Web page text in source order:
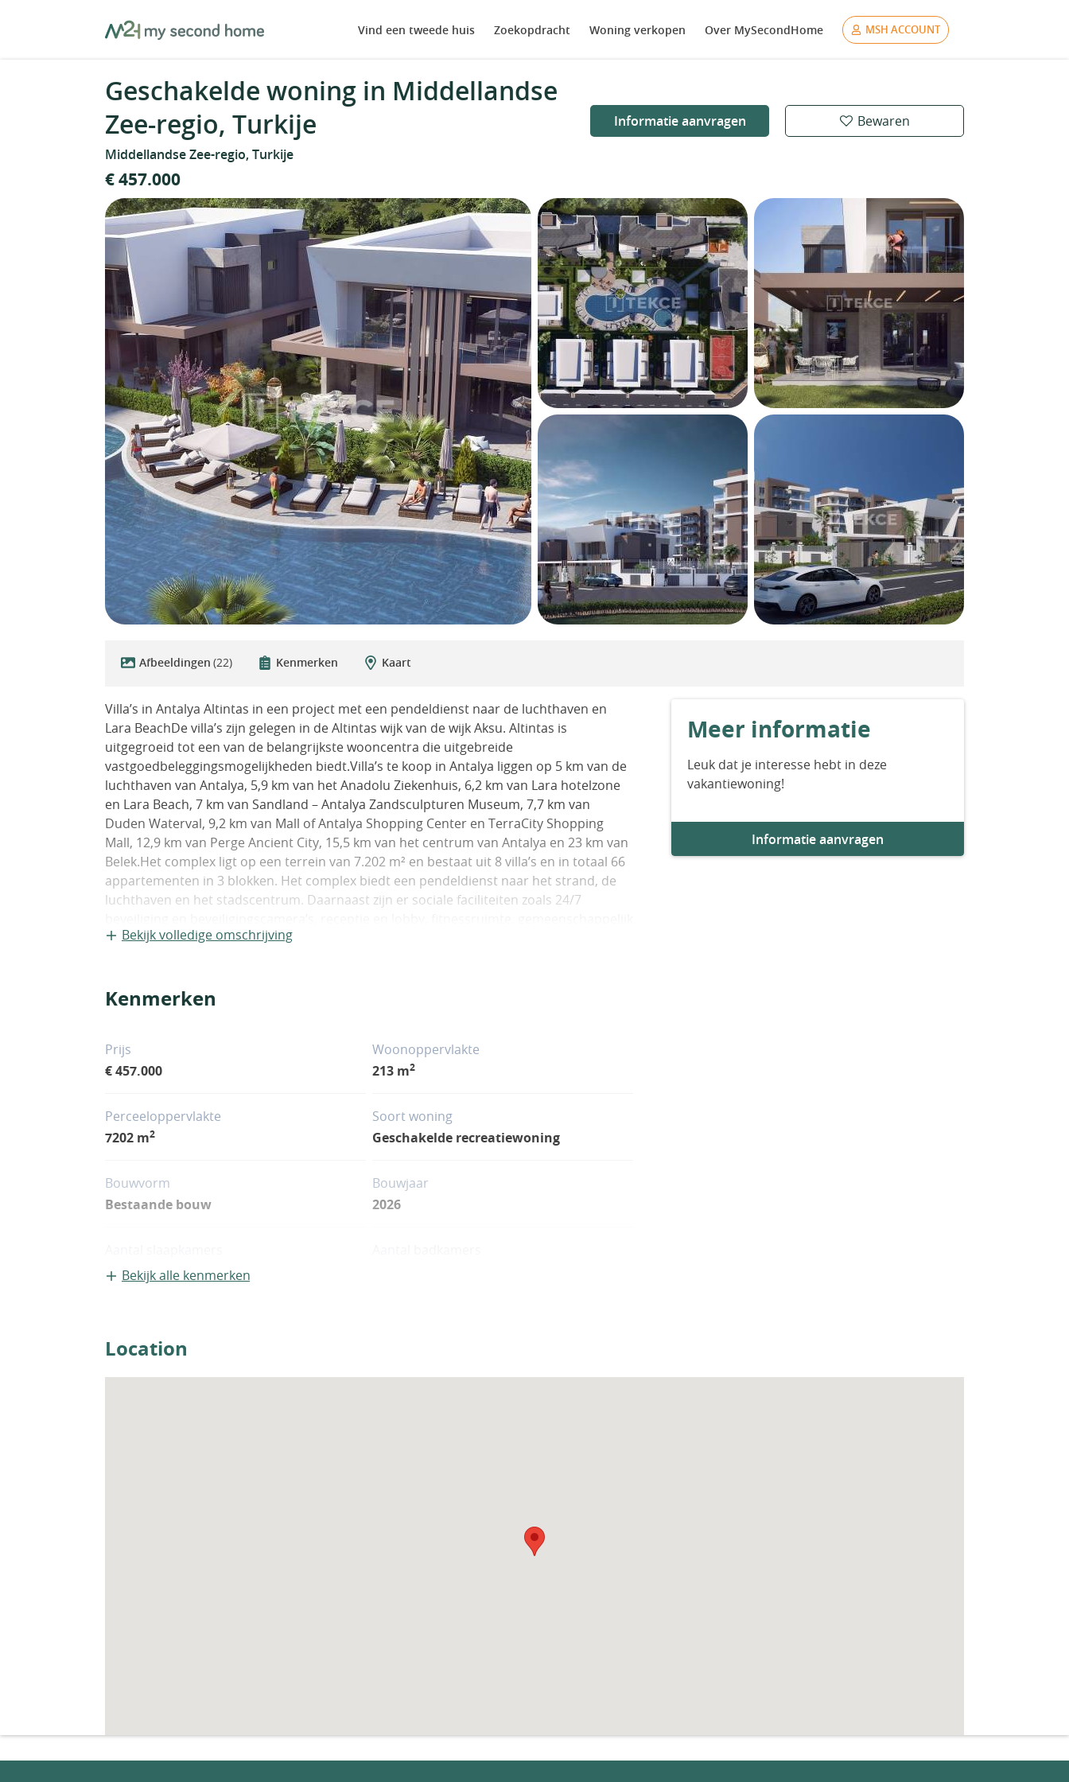
MySecondHome Vind een tweede huis Zoekopdracht Woning verkopen Over MySecondHome MSH ACCOUNT
Geschakelde woning in Middellandse
Zee-regio, Turkije
Middellandse Zee-regio, Turkije
Informatie aanvragen Bewaren
€ 457.000
Afbeeldingen (22) Kenmerken Kaart
Villa’s in Antalya Altintas in een project met een pendeldienst naar de luchthaven en
Lara BeachDe villa’s zijn gelegen in de Altintas wijk van de wijk Aksu. Altintas is
uitgegroeid tot een van de belangrijkste wooncentra die uitgebreide
vastgoedbeleggingsmogelijkheden biedt.Villa’s te koop in Antalya liggen op 5 km van de
luchthaven van Antalya, 5,9 km van het Anadolu Ziekenhuis, 6,2 km van Lara hotelzone
en Lara Beach, 7 km van Sandland – Antalya Zandsculpturen Museum, 7,7 km van
Duden Waterval, 9,2 km van Mall of Antalya Shopping Center en TerraCity Shopping
Mall, 12,9 km van Perge Ancient City, 15,5 km van het centrum van Antalya en 23 km van
Belek.Het complex ligt op een terrein van 7.202 m² en bestaat uit 8 villa’s en in totaal 66
appartementen in 3 blokken. Het complex biedt een pendeldienst naar het strand, de
luchthaven en het stadscentrum. Daarnaast zijn er sociale faciliteiten zoals 24/7
zwembad, overdekte parkeerplaats, stoombad, sauna, satellietsysteem, fietsstation,
een met en-suite badkamer, woonkamer, aparte keuken, gedeelde badkamer en balkon.
Bekijk volledige omschrijving
Kenmerken
Prijs
€ 457.000
Woonoppervlakte
213 m2
Perceeloppervlakte
7202 m2
Soort woning
Geschakelde recreatiewoning
Bouwvorm
Bestaande bouw
Bouwjaar
2026
4
Airco
Sauna
Zwembad
Bekijk alle kenmerken
Meer informatie
Leuk dat je interesse hebt in deze
vakantiewoning!
Informatie aanvragen
Location